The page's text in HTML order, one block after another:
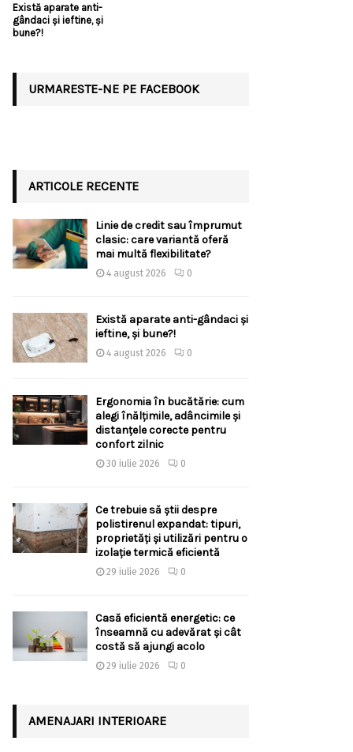
Există aparate anti-
gândaci și ieftine, și
bune?!
URMARESTE-NE PE FACEBOOK
ARTICOLE RECENTE
Linie de credit sau împrumut
clasic: care variantă oferă
mai multă flexibilitate?
4 august 2026 0
Există aparate anti-gândaci și
ieftine, și bune?!
4 august 2026 0
Ergonomia în bucătărie: cum
alegi înălțimile, adâncimile și
distanțele corecte pentru
confort zilnic
30 iulie 2026 0
Ce trebuie să știi despre
polistirenul expandat: tipuri,
proprietăți și utilizări pentru o
izolație termică eficientă
29 iulie 2026 0
Casă eficientă energetic: ce
înseamnă cu adevărat și cât
costă să ajungi acolo
29 iulie 2026 0
AMENAJARI INTERIOARE